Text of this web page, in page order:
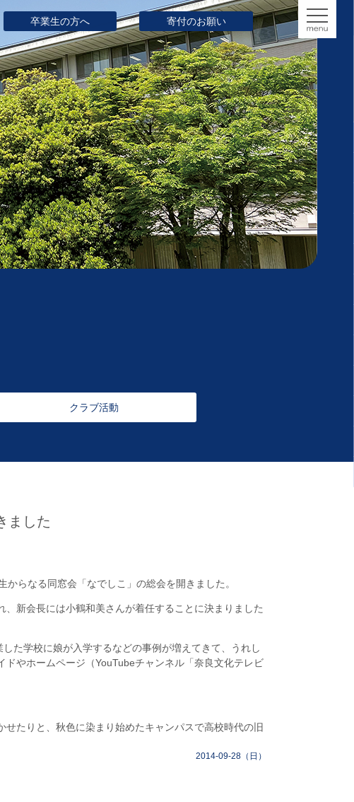
卒業生の方へ 寄付のお願い
クラブ活動
ました
らなる同窓会「なでしこ」の総会を開きました。
新会長には小鶴和美さんが着任することに決まりました
た学校に娘が入学するなどの事例が増えてきて、うれし
やホームページ（YouTubeチャンネル「奈良文化テレビ
たりと、秋色に染まり始めたキャンパスで高校時代の旧
2014-09-28（日）